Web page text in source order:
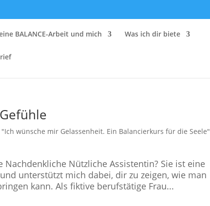
BALANCE-Arbeit und mich Was ich dir biete
wünsche mir Gelassenheit. Ein Balancierkurs für die Seele"
Nützliche Assistentin? Sie ist eine
unterstützt mich dabei, dir zu zeigen, wie man
kann. Als fiktive berufstätige Frau...